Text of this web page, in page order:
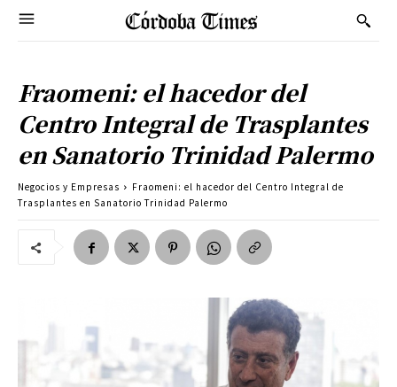
Fraomeni: el hacedor del
Centro Integral de Trasplantes
en Sanatorio Trinidad Palermo
Negocios y Empresas
Fraomeni: el hacedor del Centro Integral de
Trasplantes en Sanatorio Trinidad Palermo